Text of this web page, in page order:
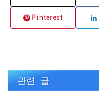
Pinterest
관련 글